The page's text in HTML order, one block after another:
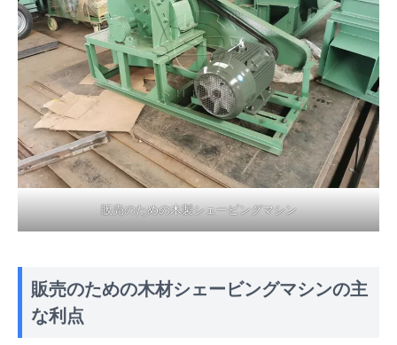
販売のための木製シェービングマシン
販売のための木材シェービングマシンの主
な利点